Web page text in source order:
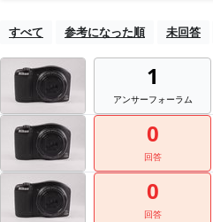
すべて 参考になった順 未回答
1
アンサーフォーラム
0
回答
0
回答